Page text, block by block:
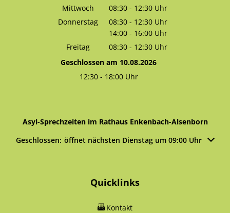
Von 14:00 bis 16:00 Uhr
Mittwoch 08:30 - 12:30 Uhr
Von 08:30 bis 12:30 Uhr
Donnerstag 08:30 - 12:30 Uhr
Von 08:30 bis 12:30 Uhr
14:00 - 16:00 Uhr
Von 14:00 bis 16:00 Uhr
Freitag 08:30 - 12:30 Uhr
Von 08:30 bis 12:30 Uhr
Geschlossen am 10.08.2026
12:30- 18:00Uhr
Asyl-Sprechzeiten im Rathaus Enkenbach-Alsenborn
Klicken, um weitere Öffnungs- oder Schließzeiten
Geschlossen: öffnet nächsten Dienstag um 09:00 Uhr
Quicklinks
Kontakt